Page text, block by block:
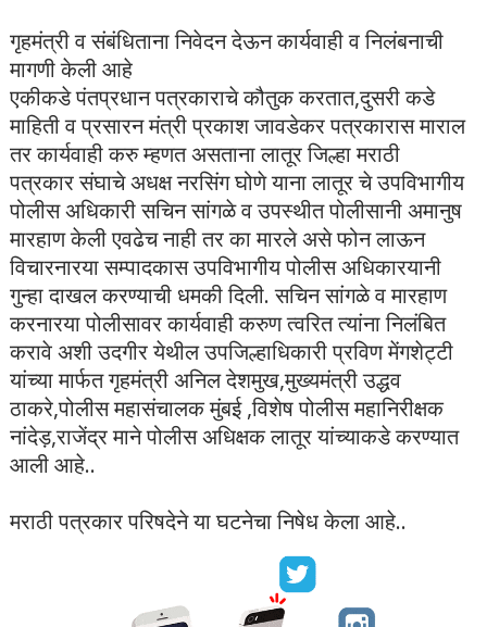
गृहमंत्री व संबंधिताना निवेदन देऊन कार्यवाही व निलंबनाची
मागणी केली आहे
एकीकडे पंतप्रधान पत्रकाराचे कौतुक करतात,दुसरी कडे
माहिती व प्रसारन मंत्री प्रकाश जावडेकर पत्रकारास माराल
तर कार्यवाही करु म्हणत असताना लातूर जिल्हा मराठी
पत्रकार संघाचे अधक्ष नरसिंग घोणे याना लातूर चे उपविभागीय
पोलीस अधिकारी सचिन सांगळे व उपस्थीत पोलीसानी अमानुष
मारहाण केली एवढेच नाही तर का मारले असे फोन लाऊन
विचारनारया सम्पादकास उपविभागीय पोलीस अधिकारयानी
गुन्हा दाखल करण्याची धमकी दिली. सचिन सांगळे व मारहाण
करनारया पोलीसावर कार्यवाही करुण त्वरित त्यांना निलंबित
करावे अशी उदगीर येथील उपजिल्हाधिकारी प्रविण मेंगशेट्टी
यांच्या मार्फत गृहमंत्री अनिल देशमुख,मुख्यमंत्री उद्धव
ठाकरे,पोलीस महासंचालक मुंबई ,विशेष पोलीस महानिरीक्षक
नांदेड़,राजेंद्र माने पोलीस अधिक्षक लातूर यांच्याकडे करण्यात
आली आहे..
मराठी पत्रकार परिषदेने या घटनेचा निषेध केला आहे..